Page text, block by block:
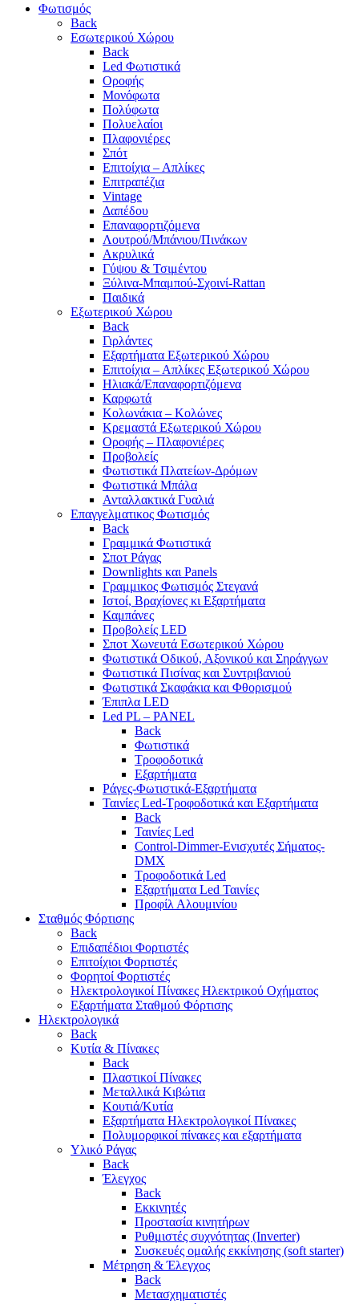
Φωτισμός
Back
Εσωτερικού Χώρου
Back
Led Φωτιστικά
Οροφής
Μονόφωτα
Πολύφωτα
Πολυελαίοι
Πλαφονιέρες
Σπότ
Επιτοίχια – Απλίκες
Επιτραπέζια
Vintage
Δαπέδου
Επαναφορτιζόμενα
Λουτρού/Μπάνιου/Πινάκων
Ακρυλικά
Γύψου & Τσιμέντου
Ξύλινα-Μπαμπού-Σχοινί-Rattan
Παιδικά
Εξωτερικού Χώρου
Back
Γιρλάντες
Εξαρτήματα Εξωτερικού Χώρου
Επιτοίχια – Απλίκες Εξωτερικού Χώρου
Ηλιακά/Επαναφορτιζόμενα
Καρφωτά
Κολωνάκια – Κολώνες
Κρεμαστά Εξωτερικού Χώρου
Οροφής – Πλαφονιέρες
Προβολείς
Φωτιστικά Πλατείων-Δρόμων
Φωτιστικά Μπάλα
Ανταλλακτικά Γυαλιά
Επαγγελματικος Φωτισμός
Back
Γραμμικά Φωτιστικά
Σποτ Ράγας
Downlights και Panels
Γραμμικος Φωτισμός Στεγανά
Ιστοί, Βραχίονες κι Εξαρτήματα
Καμπάνες
Προβολείς LED
Σποτ Χωνευτά Εσωτερικού Χώρου
Φωτιστικά Οδικού, Αξονικού και Σηράγγων
Φωτιστικά Πισίνας και Συντριβανιού
Φωτιστικά Σκαφάκια και Φθορισμού
Έπιπλα LED
Led PL – PANEL
Back
Φωτιστικά
Τροφοδοτικά
Εξαρτήματα
Ράγες-Φωτιστικά-Εξαρτήματα
Ταινίες Led-Τροφοδοτικά και Εξαρτήματα
Back
Ταινίες Led
Control-Dimmer-Ενισχυτές Σήματος-
DMX
Τροφοδοτικά Led
Εξαρτήματα Led Ταινίες
Προφίλ Αλουμινίου
Σταθμός Φόρτισης
Back
Επιδαπέδιοι Φορτιστές
Επιτoίχιοι Φορτιστές
Φορητοί Φορτιστές
Ηλεκτρολογικοί Πίνακες Ηλεκτρικού Οχήματος
Εξαρτήματα Σταθμού Φόρτισης
Ηλεκτρολογικά
Back
Κυτία & Πίνακες
Back
Πλαστικοί Πίνακες
Μεταλλικά Κιβώτια
Κουτιά/Κυτία
Εξαρτήματα Ηλεκτρολογικοί Πίνακες
Πολυμορφικοί πίνακες και εξαρτήματα
Υλικό Ράγας
Back
Έλεγχος
Back
Εκκινητές
Προστασία κινητήρων
Ρυθμιστές συχνότητας (Inverter)
Συσκευές ομαλής εκκίνησης (soft starter)
Μέτρηση & Έλεγχος
Back
Μετασχηματιστές